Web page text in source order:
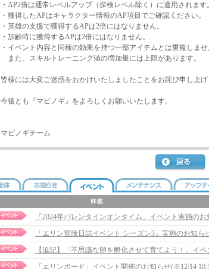
・AP2倍は通常レベルアップ（探検レベル除く）に適用されます。
・獲得したAPはキャラクター情報のAP項目でご確認ください。
・英雄の支援で獲得するAPは2倍にはなりません。
・加齢時に獲得するAPは2倍にはなりません。
・イベント内容と同種の効果を持つ一部アイテムとは重複しませ
また、スキルトレーニング値の増加量には上限があります。
皆様には大変ご迷惑をおかけいたしましたことをお詫び申し上げ
今後とも『マビノギ』をよろしくお願いいたします。
マビノギチーム
「2024年バレンタインオンタイム」イベント実施のお
「エリン冒険日誌イベント シーズン3」実施のお知ら
「エリンボード」イベント開催のお知らせ(※12/14